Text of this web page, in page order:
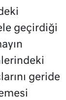
geçirdiği
geride